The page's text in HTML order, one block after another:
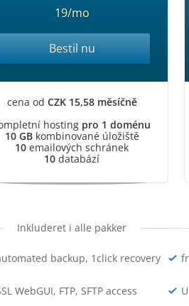
19/mo
Bestil nu
cena od CZK 15,58 měsíčně
hosting pro 1 doménu
10 GBkombinované úložiště
10 emailových schránek
10 databází
Inkluderet i alle pakker
backup, 1click recovery
WebGUI, FTP, SFTP access